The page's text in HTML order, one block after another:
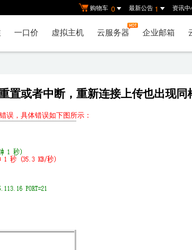
购物车 0 最新公告 1 资讯中
一口价 虚拟主机 云服务器 企业邮箱
置或者中断，重新连接上传也出现
误，具体错误如下图所示：